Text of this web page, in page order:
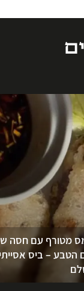
מטורף עם חסה
הטבע – ביס